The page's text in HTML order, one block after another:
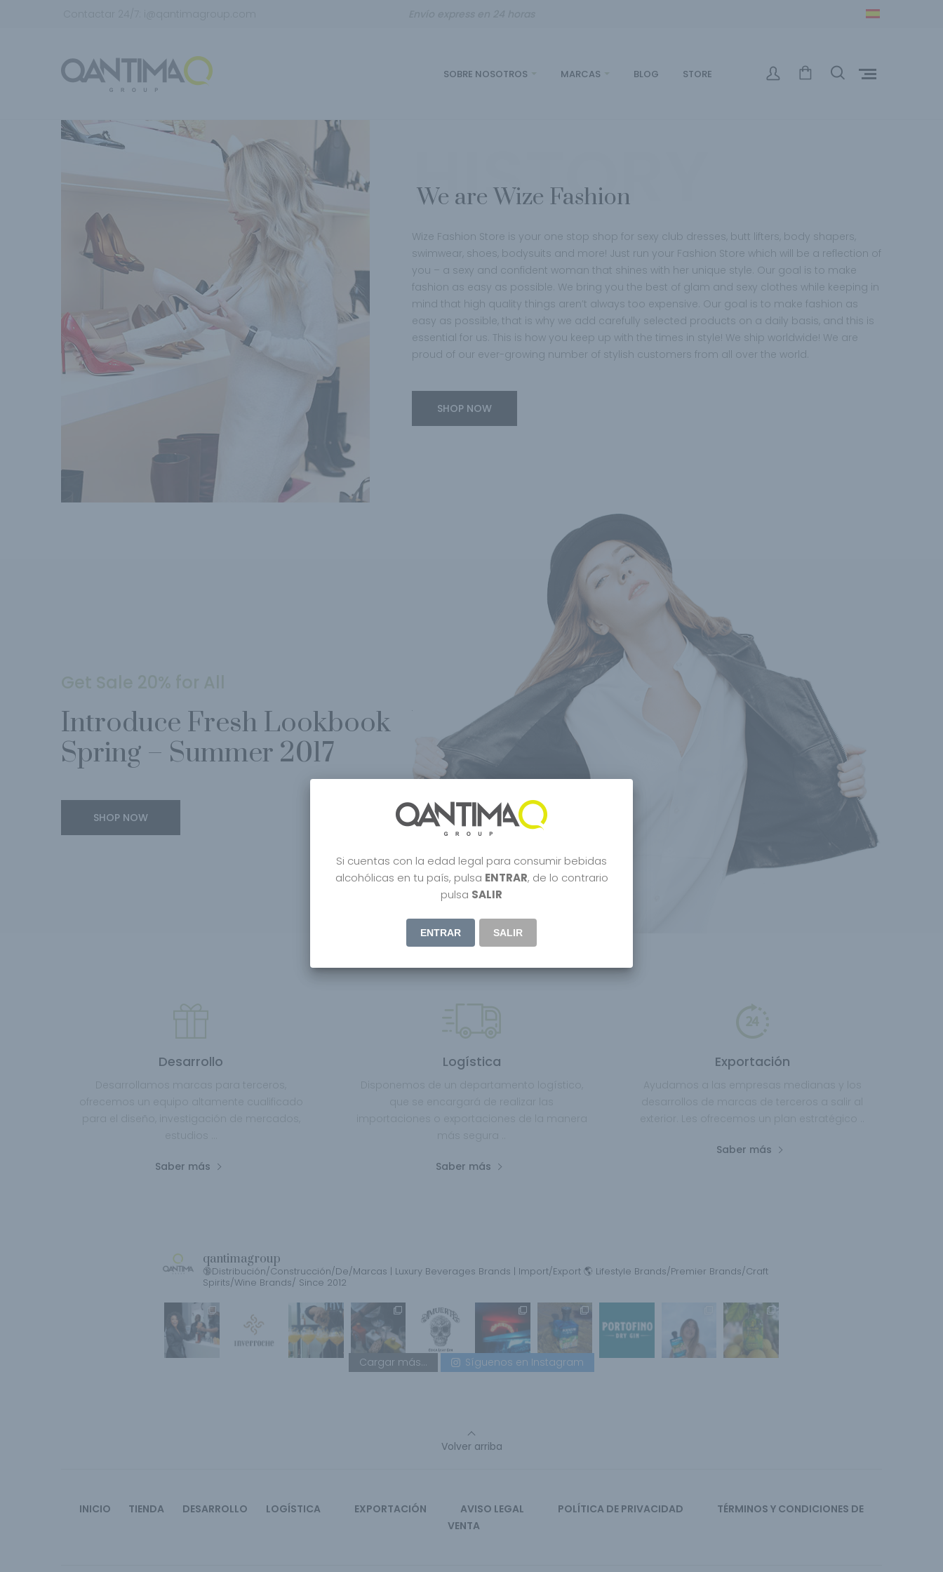
SOBRE NOSOTROS MARCAS BLOG STORE
HISTORY
We are Wize Fashion
Wize Fashion Store is your one stop shop for sexy club dresses, butt lifters, body shapers,
swimwear, shoes, bodysuits and more! Just run your Fashion Store which will be a reflection of
you – a sexy and confident woman that shines with her unique style. Our goal is to make
fashion as easy as possible. We bring you the best of glam and sexy clothes while keeping in
mind that high quality things aren’t always too expensive. Our goal is to make fashion as
easy as possible, that is why we add carefully selected products on a daily basis, and this is
essential for us. This is how you keep up with the times in style! We ship worldwide! We are
proud of our ever-growing number of stylish customers from all over the world.
SHOP NOW
Introduce Fresh Lookbook
Spring – Summer 2017
SHOP NOW
Desarrollo
Saber más
Logística
Saber más
Exportación
Saber más
qantimagroup
🔞Distribución/Construcción/De/Marcas | Luxury Beverages Brands | Import/Export 🌎 Lifestyle Brands/Premier Brands/Craft
Spirits/Wine Brands/ Since 2012
Cargar más... Síguenos en Instagram
Volver arriba
INICIO TIENDA DESARROLLO LOGÍSTICA EXPORTACIÓN AVISO LEGAL POLÍTICA DE PRIVACIDAD
TÉRMINOS Y CONDICIONES DE
VENTA
Si cuentas con la edad legal para consumir bebidas
alcohólicas en tu país, pulsa ENTRAR, de lo contrario
pulsa SALIR
ENTRAR SALIR